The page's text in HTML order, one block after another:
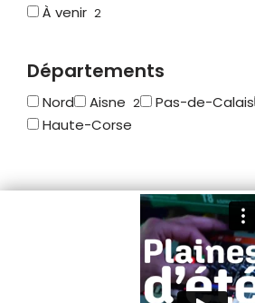
À venir 2
Départements
Nord Aisne 2 Pas-de-Calais
Haute-Corse